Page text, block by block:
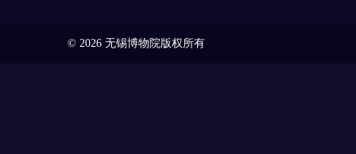
© 2026 无锡博物院版权所有